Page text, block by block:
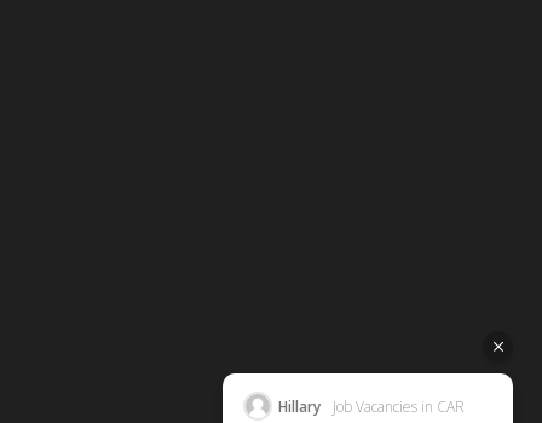
Hillary Job Vacancies in CAR